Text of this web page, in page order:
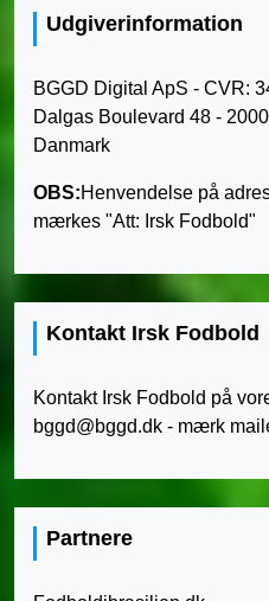
Udgiverinformation
BGGD Digital ApS - CVR:
Dalgas Boulevard 48 -
Danmark
OBS:Henvendelse på
mærkes "Att: Irsk Fodbold"
Kontakt Irsk Fodbold
Kontakt Irsk Fodbold på
bggd@bggd.dk - mærk
Partnere